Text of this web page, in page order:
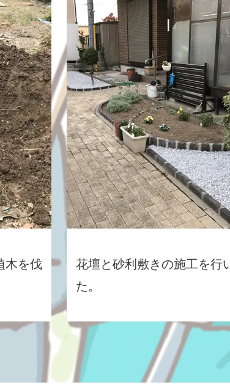
木を伐
花壇と砂利敷きの施工を行
た。